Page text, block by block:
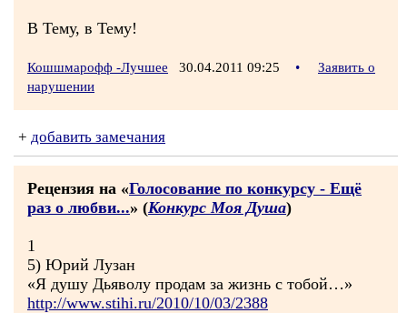
В Тему, в Тему!
Кошшмарофф -Лучшее 30.04.2011 09:25 •
Заявить о
нарушении
+ добавить замечания
Рецензия на «Голосование по конкурсу - Ещё
раз о любви...» (Конкурс Моя Душа)
1
5) Юрий Лузан
«Я душу Дьяволу продам за жизнь с тобой…»
http://www.stihi.ru/2010/10/03/2388